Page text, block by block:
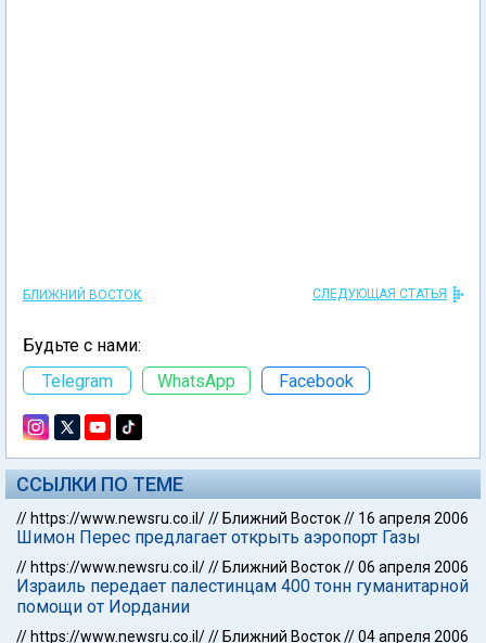
БЛИЖНИЙ ВОСТОК СЛЕДУЮЩАЯ СТАТЬЯ
Будьте с нами:
Telegram
WhatsApp Facebook
ССЫЛКИ ПО ТЕМЕ
// https://www.newsru.co.il/// Ближний Восток// 16 апреля 2006
Шимон Перес предлагает открыть аэропорт Газы
// https://www.newsru.co.il/// Ближний Восток//06 апреля 2006
Израиль передает палестинцам 400 тонн гуманитарной
помощи от Иордании
// https://www.newsru.co.il/// Ближний Восток//04 апреля 2006